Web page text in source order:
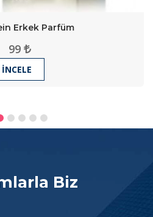
Erkek Parfüm
99
İNCELE
Biz